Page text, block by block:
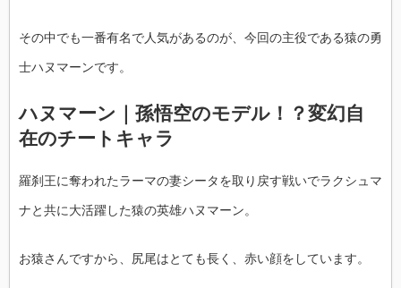
その中でも一番有名で人気があるのが、今回の主役である猿の勇
士ハヌマーンです。
ハヌマーン｜孫悟空のモデル！？変幻自
在のチートキャラ
羅刹王に奪われたラーマの妻シータを取り戻す戦いでラクシュマ
ナと共に大活躍した猿の英雄ハヌマーン。
お猿さんですから、尻尾はとても長く、赤い顔をしています。